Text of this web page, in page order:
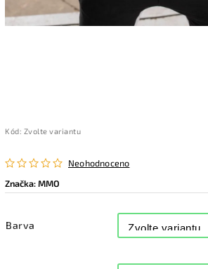
Kód: Zvolte variantu
Neohodnoceno
Značka:MMO
Barva